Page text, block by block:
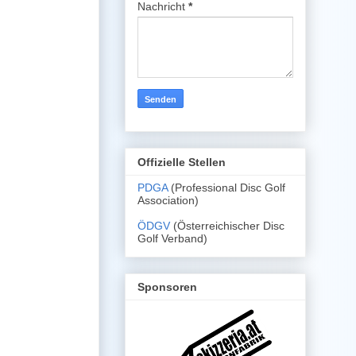
Nachricht *
Offizielle Stellen
PDGA (Professional Disc Golf
Association)
ÖDGV (Österreichischer Disc
Golf Verband)
Sponsoren